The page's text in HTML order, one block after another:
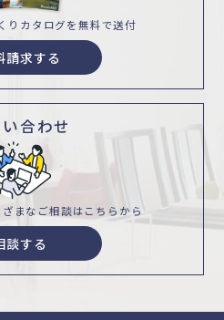
り カタログを無料で送付
請求する
合わせ
まな ご相談はこちらから
談する